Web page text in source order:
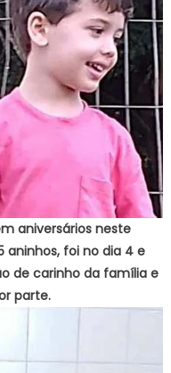
aniversários neste
aninhos, foi no dia 4 e
de carinho da família e
parte.